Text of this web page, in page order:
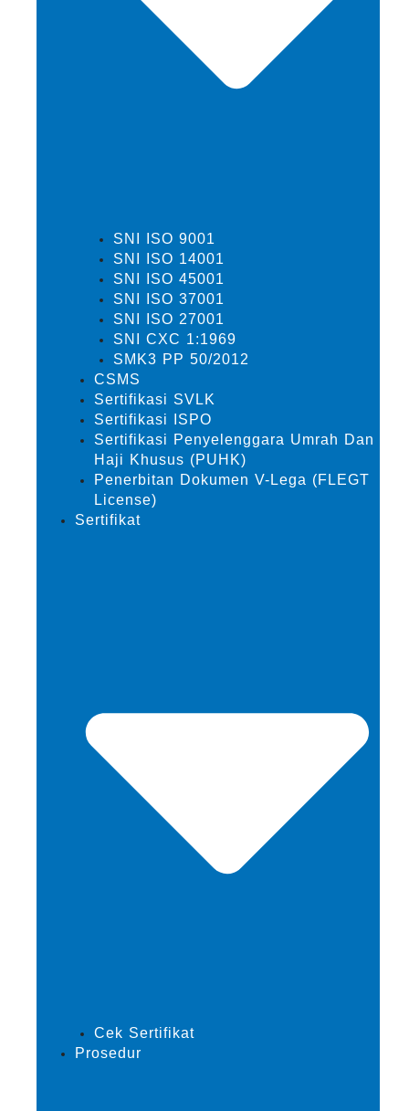
SNI ISO 9001
SNI ISO 14001
SNI ISO 45001
SNI ISO 37001
SNI ISO 27001
SNI CXC 1:1969
SMK3 PP 50/2012
CSMS
Sertifikasi SVLK
Sertifikasi ISPO
Sertifikasi Penyelenggara Umrah Dan
Haji Khusus (PUHK)
Penerbitan Dokumen V-Lega (FLEGT
License)
Sertifikat
Cek Sertifikat
Prosedur